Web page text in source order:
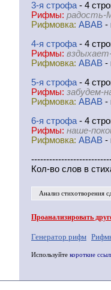
3-я cтрофа - 4
Рифмы: радость-
Рифмовка: ABAB -
4-я cтрофа - 4
Рифмы:
Рифмовка: ABAB -
5-я cтрофа - 4
Рифмы: забудем-
Рифмовка: ABAB -
6-я cтрофа - 4
Рифмы: наше-
Рифмовка: ABAB -
Кол-во слов в
Анализ стихотворения
Проанализировать
Генератор рифм
Используйте короткие